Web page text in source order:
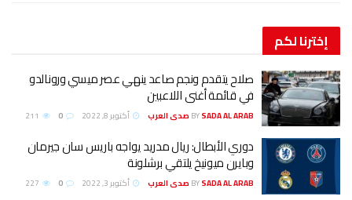
إخترنالكم
صلاح يتقدم ونجم صاعد ينهي عصر ميسي ورونالدو
في قائمة أغنى اللاعبين
BYSADA AL ARAB صدى العرب أكتوبر 8, 2022
دوري الأبطال: ريال مدريد يواجه باريس سان جيرمان
وبايرن ميونيخ يلتقي برشلونة
BYSADA AL ARAB صدى العرب أكتوبر 3, 2022